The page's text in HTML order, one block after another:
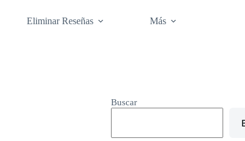
Eliminar Reseñas Más
Buscar